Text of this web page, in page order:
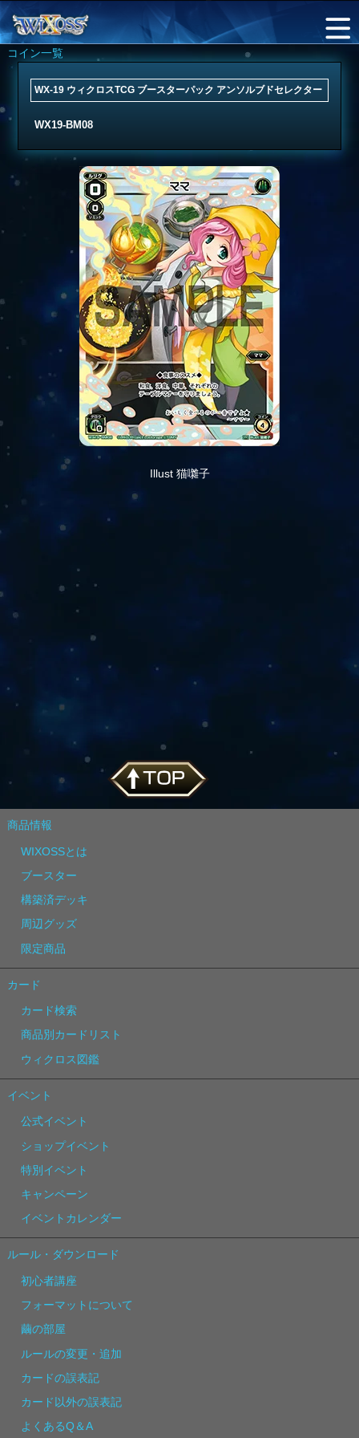
コイン一覧
WX-19 ウィクロスTCG ブースターパック アンソルブドセレクター
WX19-BM08
Illust 猫囃子
商品情報
WIXOSSとは
ブースター
構築済デッキ
周辺グッズ
限定商品
カード
カード検索
商品別カードリスト
ウィクロス図鑑
イベント
公式イベント
ショップイベント
特別イベント
キャンペーン
イベントカレンダー
ルール・ダウンロード
初心者講座
フォーマットについて
繭の部屋
ルールの変更・追加
カードの誤表記
カード以外の誤表記
よくあるQ＆A